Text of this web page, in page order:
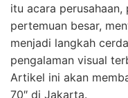
itu acara
pertemuan besar,
menjadi langkah
pengalaman visual
Artikel ini akan
70″ di Jakarta.